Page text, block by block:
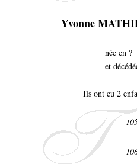
Yvonne
née en ?
et
Ils ont eu 2